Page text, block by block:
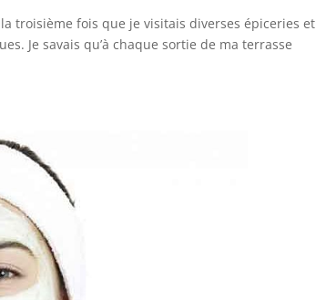
troisième fois que je visitais diverses épiceries et
Je savais qu’à chaque sortie de ma terrasse